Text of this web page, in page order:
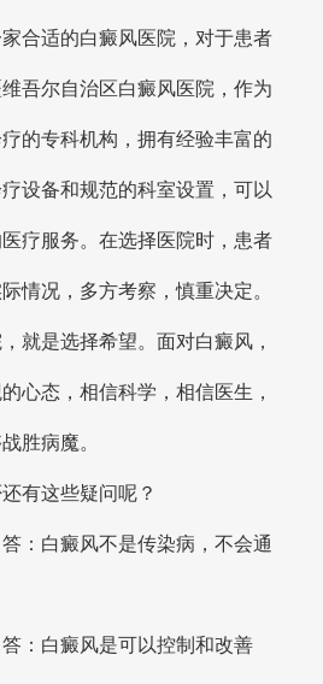
合适的白癜风医院，对于患者
吾尔自治区白癜风医院，作为
的专科机构，拥有经验丰富的
设备和规范的科室设置，可以
疗服务。在选择医院时，患者
情况，多方考察，慎重决定。
就是选择希望。面对白癜风，
心态，相信科学，相信医生，
胜病魔。
有这些疑问呢？
：白癜风不是传染病，不会通
：白癜风是可以控制和改善